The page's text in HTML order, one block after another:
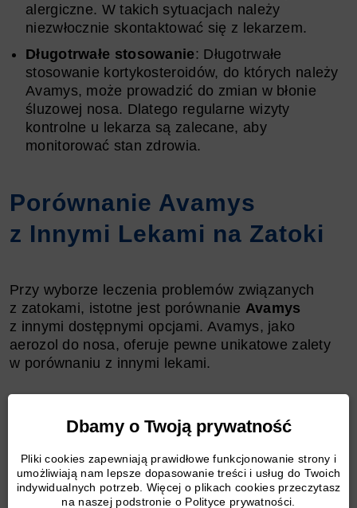
Dbamy o Twoją prywatność
Pliki cookies zapewniają prawidłowe funkcjonowanie strony i
umożliwiają nam lepsze dopasowanie treści i usług do Twoich
indywidualnych potrzeb. Więcej o plikach cookies przeczytasz
na naszej podstronie o Polityce prywatności.
alergiczne. W takich sytuacjach należy
niezwłocznie skontaktować się z lekarzem.
Długotrwałe stosowanie: Długotrwałe
stosowanie kortykosteroidów, do których należy
Avamys, może prowadzić do zmian w błonie
śluzowej nosa. Dlatego regularne wizyty
kontrolne u lekarza są zalecane, aby
monitorować stan zdrowia.
Porównanie Avamys
z Innymi Lekami na Zatoki
Przy wyborze leczenia problemów związanych
z zatokami, istotne jest porównanie Avamys
z innymi dostępnymi opcjami. Avamys, jako
aerozol do nosa, oferuje pewne unikatowe zalety
w porównaniu z innymi lekami.
i efektywnością w redukcji objawów alergicznego
jest silnym kortykosteroidem, który działa
bezpośrednio na przyczynę alergii. W porównaniu
z doustnymi lekami przeciwhistaminowymi,